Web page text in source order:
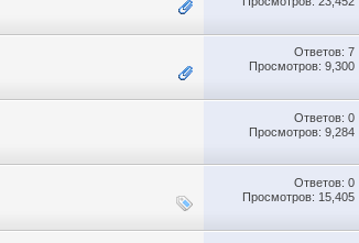
Ответов: 7
Просмотров: 9,300
Ответов: 0
Просмотров: 9,284
Ответов: 0
Просмотров: 15,405